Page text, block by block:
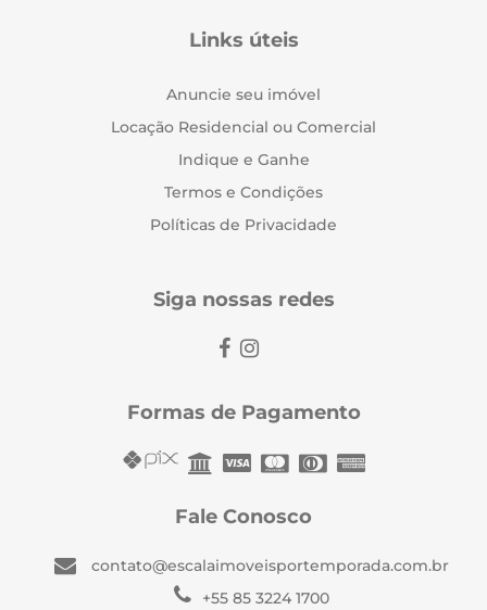
Links úteis
Anuncie seu imóvel
Locação Residencial ou Comercial
Indique e Ganhe
Termos e Condições
Políticas de Privacidade
Siga nossas redes
Formas de Pagamento
Fale Conosco
contato@escalaimoveisportemporada.com.br
+55 85 3224 1700